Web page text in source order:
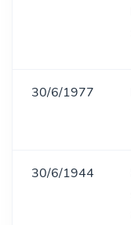
30/6/1977
30/6/1944